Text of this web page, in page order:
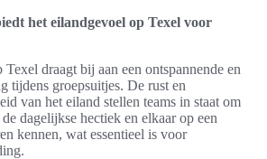
het eilandgevoel op Texel voor
draagt bij aan een ontspannende en
tijdens groepsuitjes. De rust en
van het eiland stellen teams in staat om
dagelijkse hectiek en elkaar op een
kennen, wat essentieel is voor